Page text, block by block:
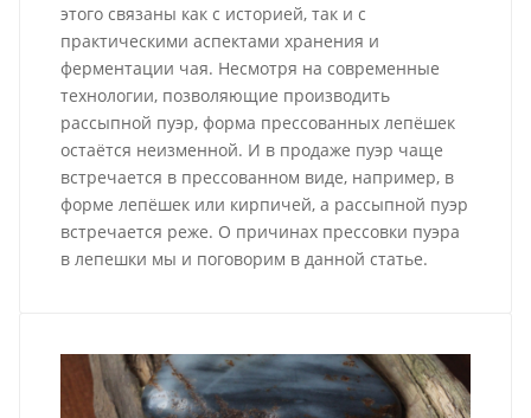
этого связаны как с историей, так и с
практическими аспектами хранения и
ферментации чая. Несмотря на современные
технологии, позволяющие производить
рассыпной пуэр, форма прессованных лепёшек
остаётся неизменной. И в продаже пуэр чаще
встречается в прессованном виде, например, в
форме лепёшек или кирпичей, а рассыпной пуэр
встречается реже. О причинах прессовки пуэра
в лепешки мы и поговорим в данной статье.